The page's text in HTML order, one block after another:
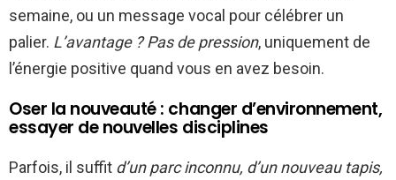
semaine, ou un message vocal pour célébrer un
palier. L’avantage ? Pas de pression, uniquement de
l’énergie positive quand vous en avez besoin.
Oser la nouveauté : changer d’environnement,
essayer de nouvelles disciplines
Parfois, il suffit d’un parc inconnu, d’un nouveau tapis,